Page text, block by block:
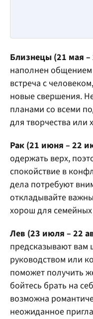
Близнецы (21 мая
наполнен
встреча с
новые свершения.
планами со всеми
для творчества или
Рак (21 июня – 22
одержать верх,
спокойствие в
дела потребуют
откладывайте
хорош для семейных
Лев (23 июля – 22
предсказывают вам
руководством или
поможет получить
бойтесь брать на
возможна
неожиданное